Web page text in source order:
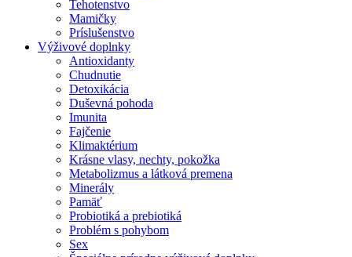
Tehotenstvo
Mamičky
Príslušenstvo
Výživové doplnky
Antioxidanty
Chudnutie
Detoxikácia
Duševná pohoda
Imunita
Fajčenie
Klimaktérium
Krásne vlasy, nechty, pokožka
Metabolizmus a látková premena
Minerály
Pamäť
Probiotiká a prebiotiká
Problém s pohybom
Sex